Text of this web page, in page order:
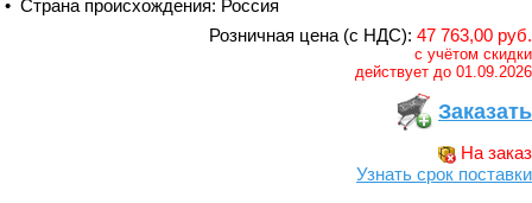
• Страна происхождения: Россия
Розничная цена (с НДС): 47 763,00 руб.
с учётом скидки
действует до 01.09.2026
Заказать
На заказ
Узнать срок поставки